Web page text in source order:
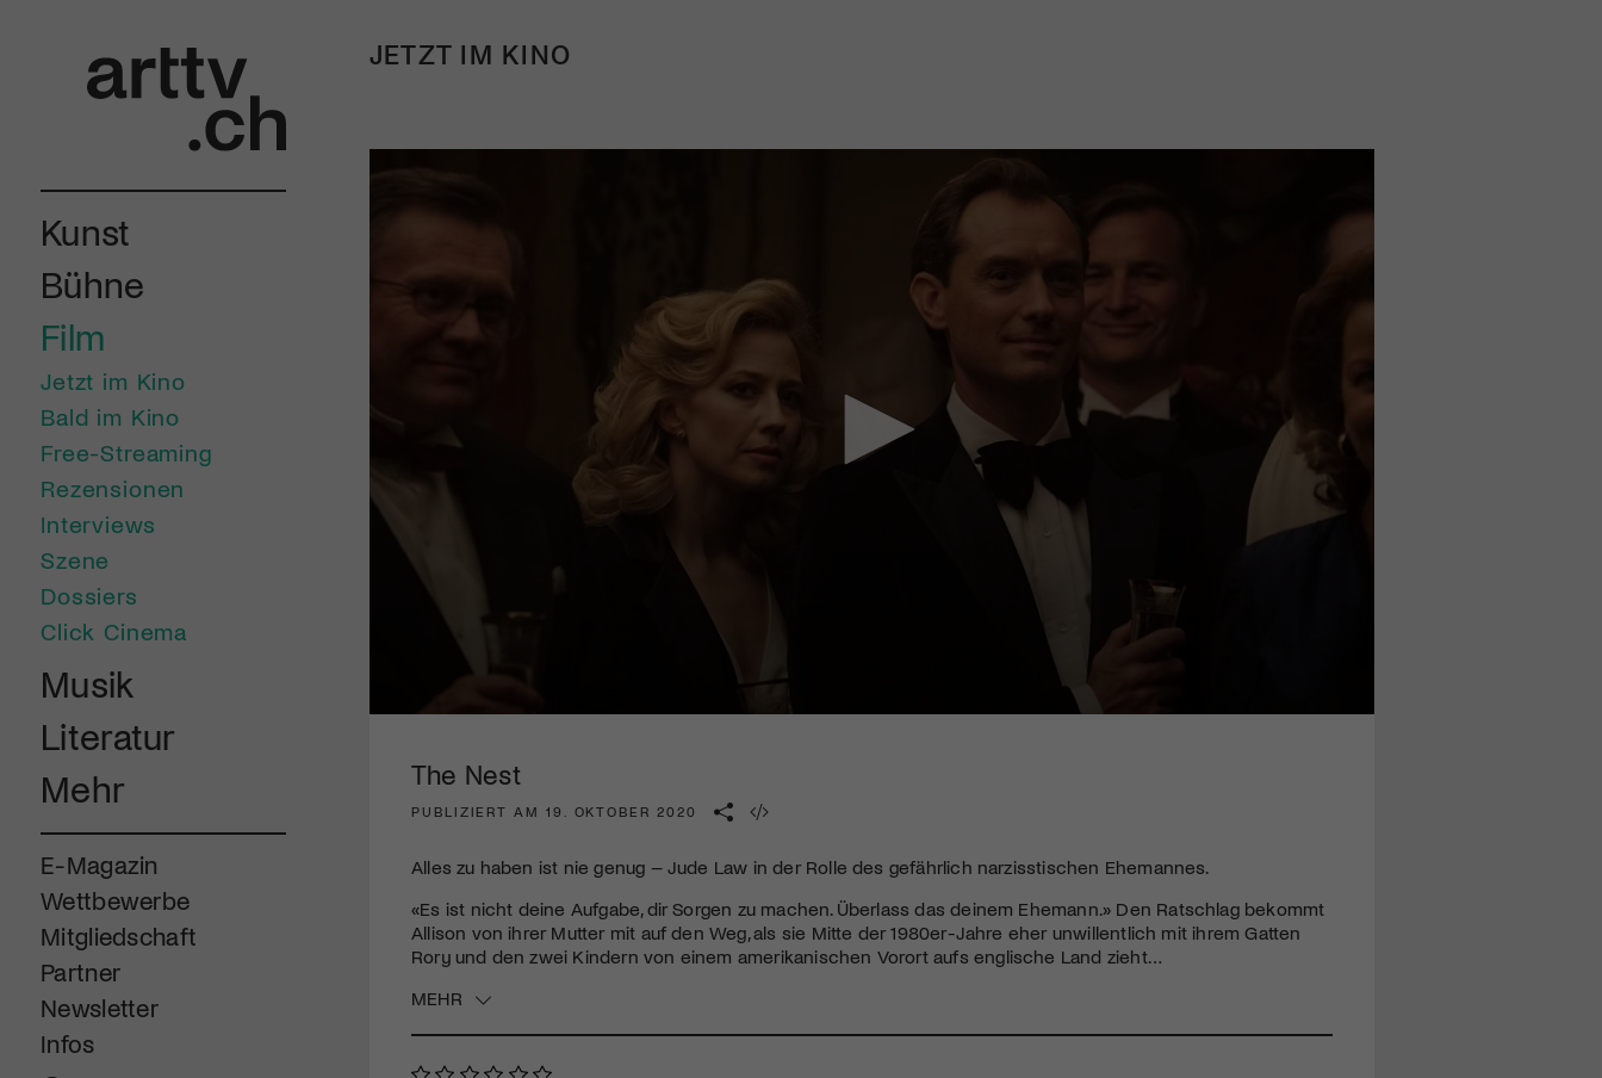
Kunst
Bühne
Film
Jetzt im Kino
Bald im Kino
Free-Streaming
Rezensionen
Interviews
Szene
Dossiers
Click Cinema
Musik
Literatur
Mehr
E-Magazin
Wettbewerbe
Mitgliedschaft
Partner
Newsletter
Infos
JETZT IM KINO
The Nest
PUBLIZIERT AM 19. OKTOBER 2020
Alles zu haben ist nie genug – Jude Law in der Rolle des gefährlich narzisstischen Ehemannes.
«Es ist nicht deine Aufgabe, dir Sorgen zu machen. Überlass das deinem Ehemann.» Den Ratschlag bekommt
Allison von ihrer Mutter mit auf den Weg, als sie Mitte der 1980er-Jahre eher unwillentlich mit ihrem Gatten
Rory und den zwei Kindern von einem amerikanischen Vorort aufs englische Land zieht…
MEHR
Mach mit: «Be Part of the Art»!
Engagiere dich als Kulturliebhaber:in, Kulturschaffende(r) oder
Mit deiner Mitgliedschaft erhältst du kostenlosen Zugang zu
diversen Kulturevents.